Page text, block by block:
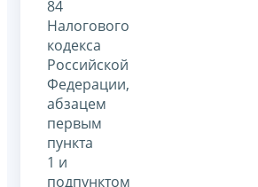
84
Налогового
кодекса
Российской
Федерации,
абзацем
первым
пункта
1 и
подпунктом